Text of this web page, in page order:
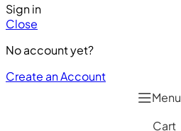
Sign in
Close
No account yet?
Create an Account
Menu
Cart